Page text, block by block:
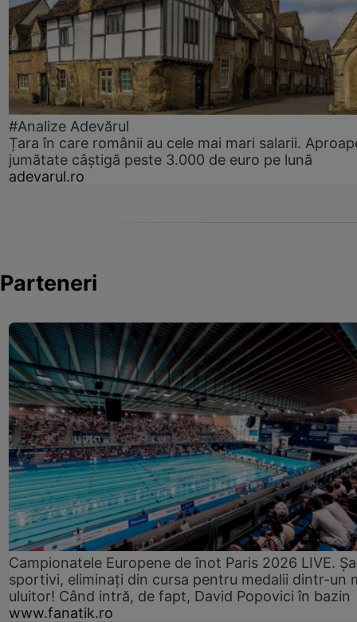
#Analize Adevărul
Țara în care românii au cele mai mari salarii.
jumătate câștigă peste 3.000 de euro pe lună
adevarul.ro
Parteneri
Campionatele Europene de înot Paris 2026 LIVE.
sportivi, eliminați din cursa pentru medalii dintr-un
uluitor! Când intră, de fapt, David Popovici în bazin
www.fanatik.ro